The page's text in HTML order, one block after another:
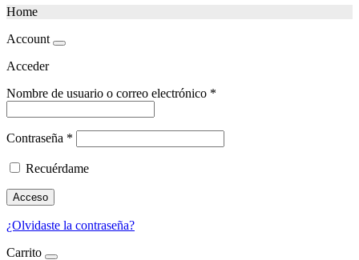
Home
Account
Acceder
Nombre de usuario o correo electrónico *
Contraseña *
Recuérdame
Acceso
¿Olvidaste la contraseña?
Carrito